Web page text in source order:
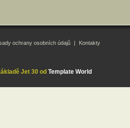
ochrany osobních údajů |
Kontakty
Jet 30 od Template World